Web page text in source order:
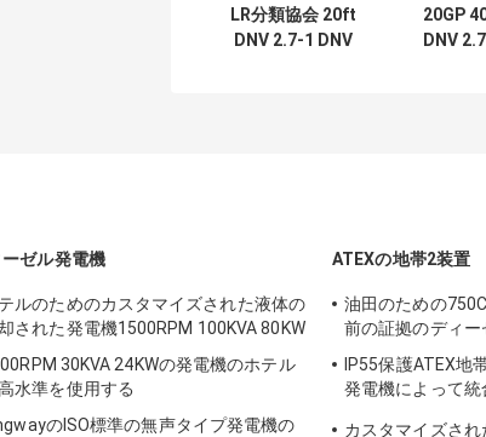
LR分類協会 20ft
DNV 2.7-1 DNV
20GP
DNV
ゼル発電機
ルのためのカスタマイズされた液体の
された発電機1500RPM 100KVA 80KW
30KVA 24KWの発電機のホテル
水準を使用する
のISO標準の無声タイプ発電機の
ATEXの地帯2装置
油田のための
前の証拠のディー
IP55保護ATEX地
発電機によって
カスタマイズされ